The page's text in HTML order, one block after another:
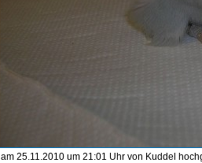
am 25.11.2010 um 21:01 Uhr von Kuddel